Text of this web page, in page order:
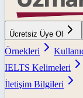
Ücretsiz Üye Ol
Örnekleri
IELTS Kelimeleri
İletişim Bilgileri